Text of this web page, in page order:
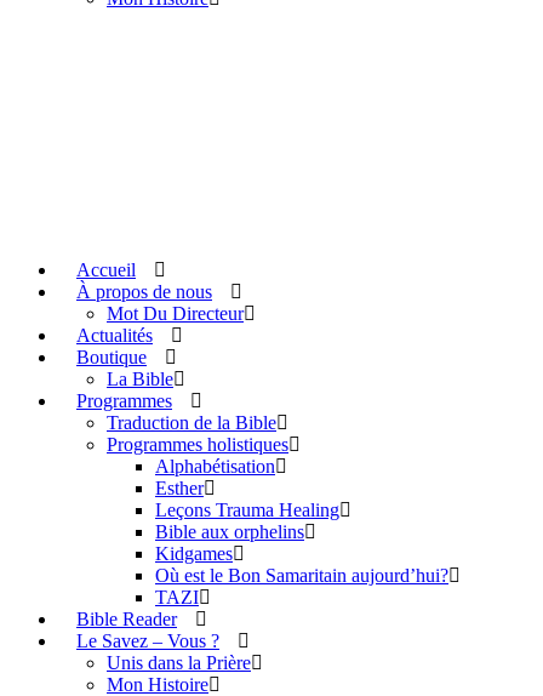
Accueil
À propos de nous
Mot Du Directeur
Actualités
Boutique
La Bible
Programmes
Traduction de la Bible
Programmes holistiques
Alphabétisation
Esther
Leçons Trauma Healing
Bible aux orphelins
Kidgames
Où est le Bon Samaritain aujourd’hui?
TAZI
Bible Reader
Le Savez – Vous ?
Unis dans la Prière
Mon Histoire